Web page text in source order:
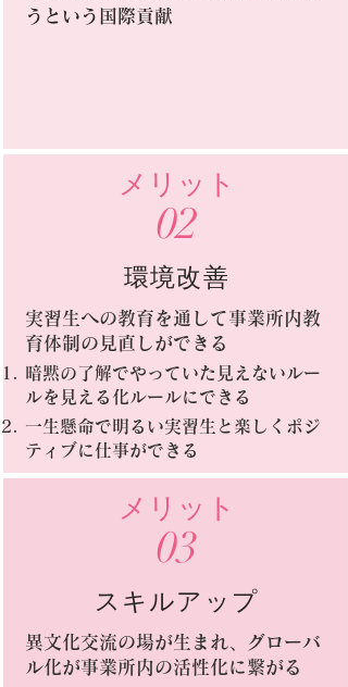
うという国際貢献
メリット
02
環境改善
実習生への教育を通して事業所内教
育体制の見直しができる
暗黙の了解でやっていた見えないルー
ルを見える化ルールにできる
一生懸命で明るい実習生と楽しくポジ
ティブに仕事ができる
​メリット
03
スキルアップ
異文化交流の場が生まれ、グローバ
ル化が事業所内の活性化に繋がる